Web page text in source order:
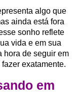
algo que
ainda está fora
sonho reflete
vida e em sua
hora de seguir em
exatamente.
em